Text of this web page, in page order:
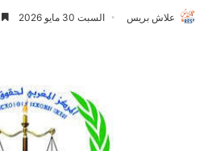
علاش بريس السبت 30 مايو 2026